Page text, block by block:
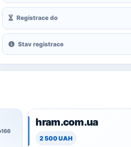
Registrace do
Stav registrace
166
hram.com.ua
2 500 UAH